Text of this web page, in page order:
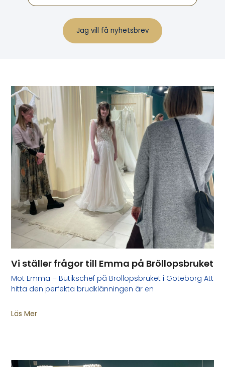
Vi ställer frågor till Emma på Bröllopsbruket
Möt Emma – Butikschef på Bröllopsbruket i Göteborg Att
hitta den perfekta brudklänningen är en
Läs Mer